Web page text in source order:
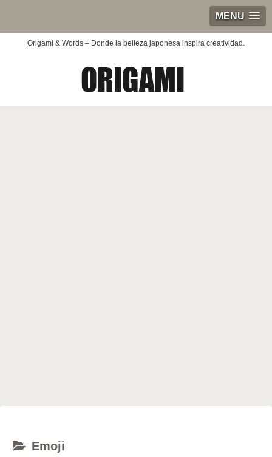
MENU
Origami & Words – Donde la belleza japonesa inspira creatividad.
Emoji